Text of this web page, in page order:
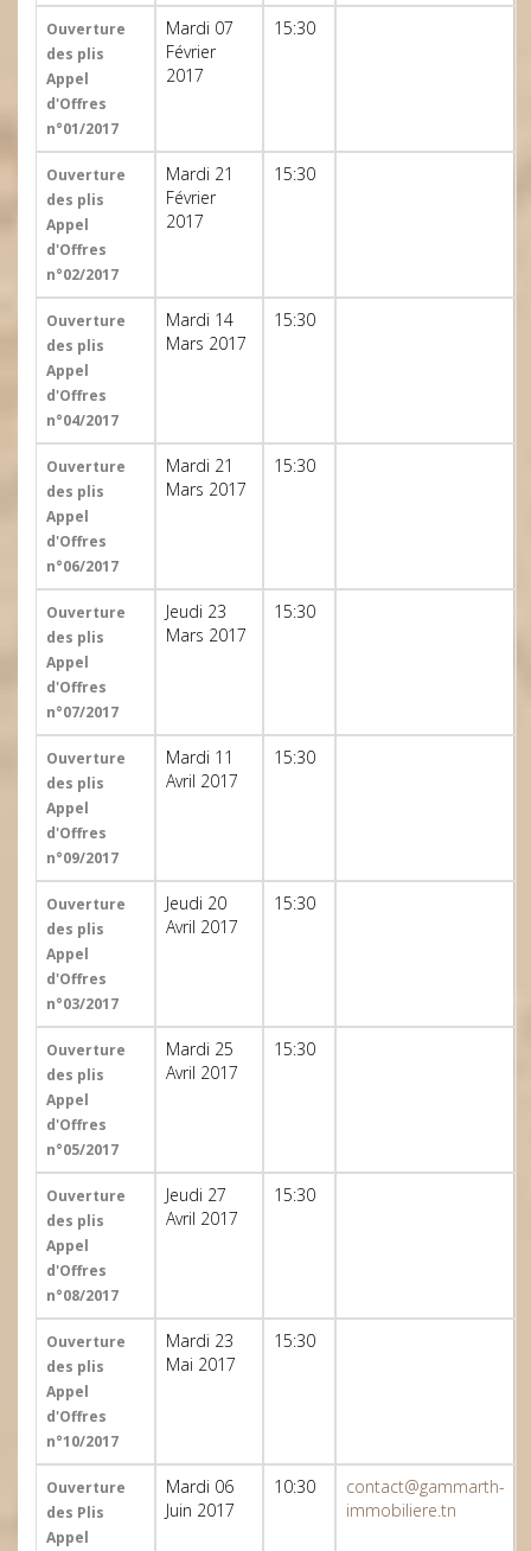
Ouverture
des plis
Appel
d'Offres
n°01/2017
Mardi 07
Février
2017
15:30
Ouverture
des plis
Appel
d'Offres
n°02/2017
Mardi 21
Février
2017
15:30
Ouverture
des plis
Appel
d'Offres
n°04/2017
Mardi 14
Mars 2017
15:30
Ouverture
des plis
Appel
d'Offres
n°06/2017
Mardi 21
Mars 2017
15:30
Ouverture
des plis
Appel
d'Offres
n°07/2017
Jeudi 23
Mars 2017
15:30
Ouverture
des plis
Appel
d'Offres
n°09/2017
Mardi 11
Avril 2017
15:30
Ouverture
des plis
Appel
d'Offres
n°03/2017
Jeudi 20
Avril 2017
15:30
Ouverture
des plis
Appel
d'Offres
n°05/2017
Mardi 25
Avril 2017
15:30
Ouverture
des plis
Appel
d'Offres
n°08/2017
Jeudi 27
Avril 2017
15:30
Ouverture
des plis
Appel
d'Offres
n°10/2017
Mardi 23
Mai 2017
15:30
Ouverture
des Plis
Appel
Mardi 06
Juin 2017
10:30
contact@gammarth-
immobiliere.tn